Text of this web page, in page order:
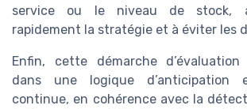
service ou le niveau de stock,
rapidement la stratégie et à éviter les
Enfin, cette démarche d’évaluation
dans une logique d’anticipation
continue, en cohérence avec la